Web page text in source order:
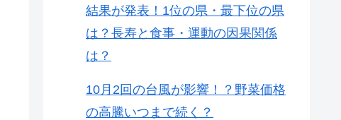
結果が発表！1位の県・最下位の県
は？長寿と食事・運動の因果関係
は？
10月2回の台風が影響！？野菜価格
の高騰いつまで続く？